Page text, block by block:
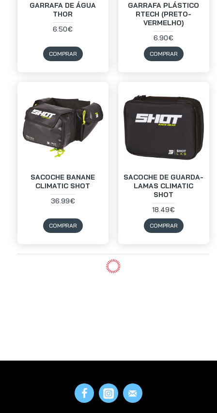
GARRAFA DE ÁGUA
THOR
6.50€
COMPRAR
GARRAFA PLÁSTICO
RTECH (PRETO-
VERMELHO)
6.90€
COMPRAR
SACOCHE BANANE
CLIMATIC SHOT
36.99€
COMPRAR
SACOCHE DE GUARDA-
LAMAS CLIMATIC
SHOT
18.49€
COMPRAR